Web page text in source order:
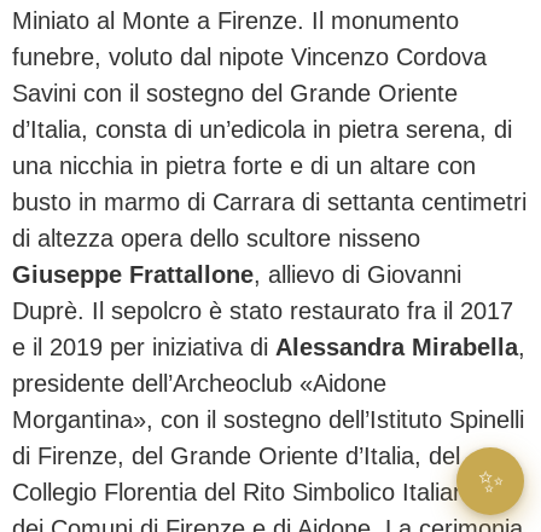
Miniato al Monte a Firenze. Il monumento
funebre, voluto dal nipote Vincenzo Cordova
Savini con il sostegno del Grande Oriente
d’Italia, consta di un’edicola in pietra serena, di
una nicchia in pietra forte e di un altare con
busto in marmo di Carrara di settanta centimetri
di altezza opera dello scultore nisseno
Giuseppe Frattallone, allievo di Giovanni
Duprè. Il sepolcro è stato restaurato fra il 2017
e il 2019 per iniziativa di Alessandra Mirabella,
presidente dell’Archeoclub «Aidone
Morgantina», con il sostegno dell’Istituto Spinelli
di Firenze, del Grande Oriente d’Italia, del
Collegio Florentia del Rito Simbolico Italiano e
✨